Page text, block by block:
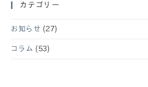
カテゴリー
お知らせ (27)
コラム (53)